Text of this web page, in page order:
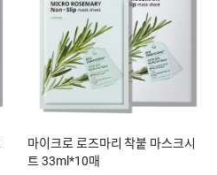
마이크로 로즈마리 착붙 마스크시
트 33ml*10매